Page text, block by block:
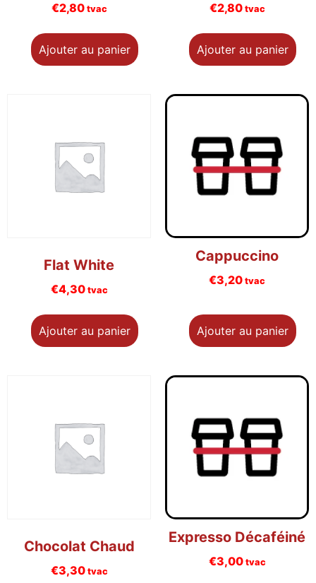
€2,80 tvac
Ajouter au panier
€2,80 tvac
Ajouter au panier
Flat White
€4,30 tvac
Ajouter au panier
Cappuccino
€3,20 tvac
Ajouter au panier
Chocolat Chaud
€3,30 tvac
Expresso Décaféiné
€3,00 tvac